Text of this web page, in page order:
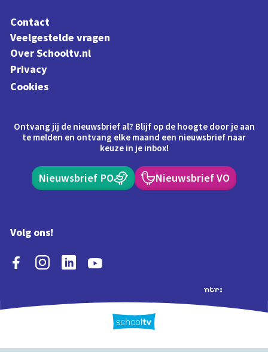
Contact
Veelgestelde vragen
Over Schooltv.nl
Privacy
Cookies
Ontvang jij de nieuwsbrief al? Blijf op de hoogte door je aan
te melden en ontvang elke maand een nieuwsbrief naar
keuze in je inbox!
Nieuwsbrief PO Nieuwsbrief VO
Volg ons!